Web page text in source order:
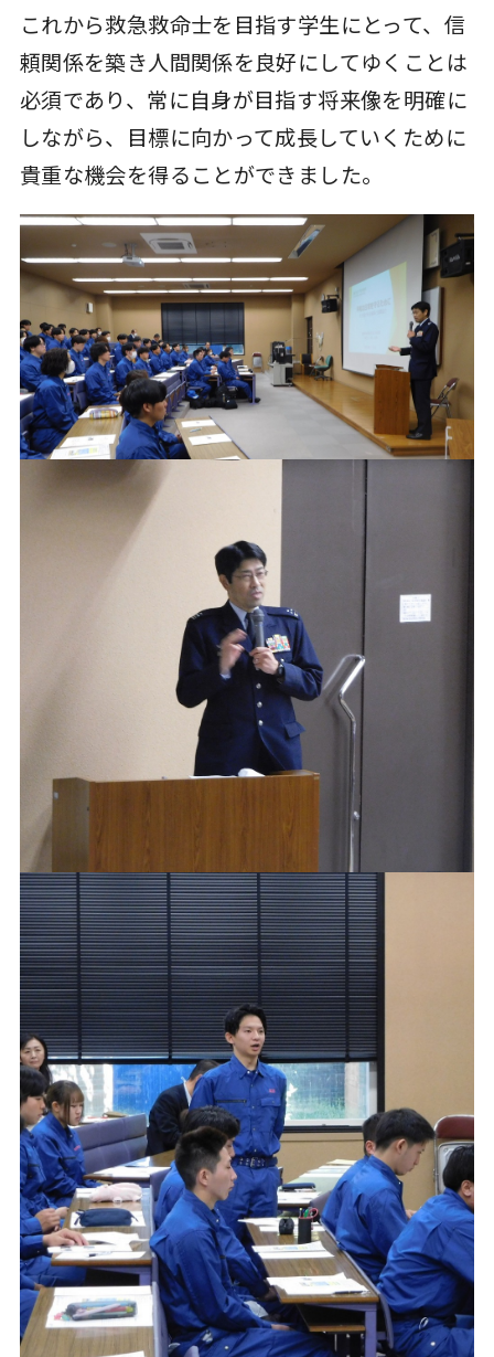
これから救急救命士を目指す学生にとって、信
頼関係を築き人間関係を良好にしてゆくことは
必須であり、常に自身が目指す将来像を明確に
しながら、目標に向かって成長していくために
貴重な機会を得ることができました。